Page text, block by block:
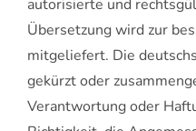
autorisierte und
Übersetzung wird zur
mitgeliefert. Die
gekürzt oder
Verantwortung oder